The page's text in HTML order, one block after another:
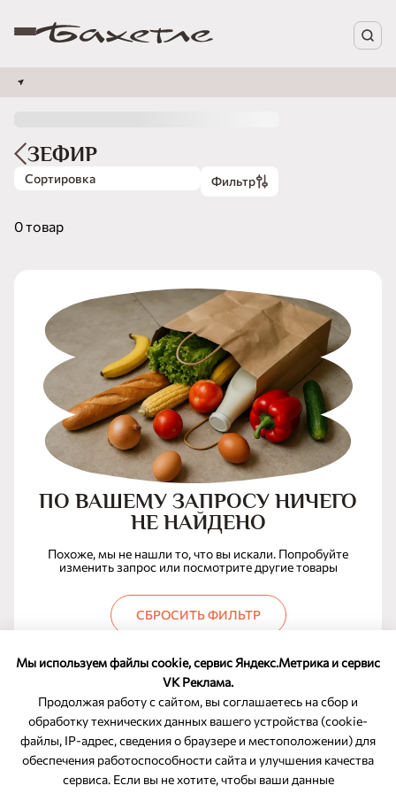
Мы используем файлы cookie, сервис Яндекс.Метрика и сервис
VK Реклама.
Продолжая работу с сайтом, вы соглашаетесь на сбор и
обработку технических данных вашего устройства (cookie-
файлы, IP-адрес, сведения о браузере и местоположении) для
обеспечения работоспособности сайта и улучшения качества
сервиса. Если вы не хотите, чтобы ваши данные
ЗЕФИР
Сортировка Фильтр
0 товар
ПО ВАШЕМУ ЗАПРОСУ НИЧЕГО
НЕ НАЙДЕНО
Похоже, мы не нашли то, что вы искали. Попробуйте
изменить запрос или посмотрите другие товары
СБРОСИТЬ ФИЛЬТР
ОБРАТНАЯ СВЯЗЬ
8-800-350-46-10